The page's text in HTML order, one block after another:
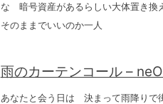
な 暗号資産があるらしい大体置き
そのままでいいのか一人
雨のカーテンコール –
あなたと会う日は 決まって雨降りで